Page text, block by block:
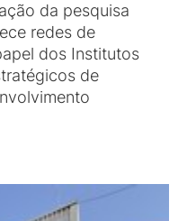
da pesquisa
redes de
dos Institutos
de